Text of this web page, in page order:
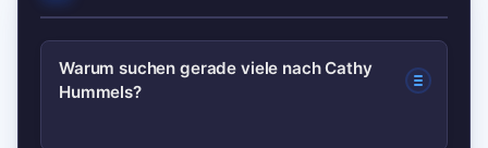
Warum suchen gerade viele nach Cathy
Hummels?